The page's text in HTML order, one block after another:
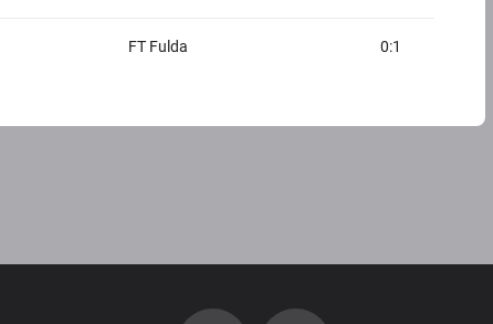
FT Fulda 0:1